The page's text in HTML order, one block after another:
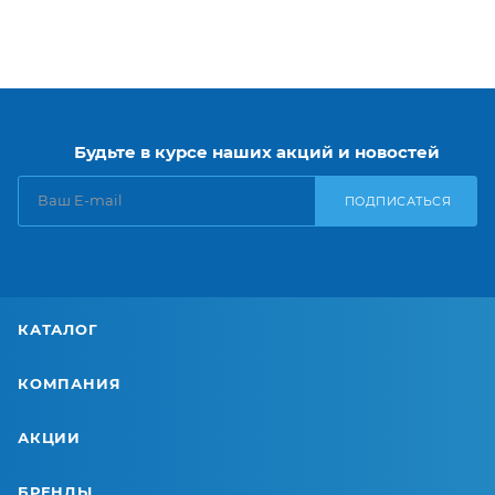
Будьте в курсе наших акций и новостей
ПОДПИСАТЬСЯ
КАТАЛОГ
КОМПАНИЯ
АКЦИИ